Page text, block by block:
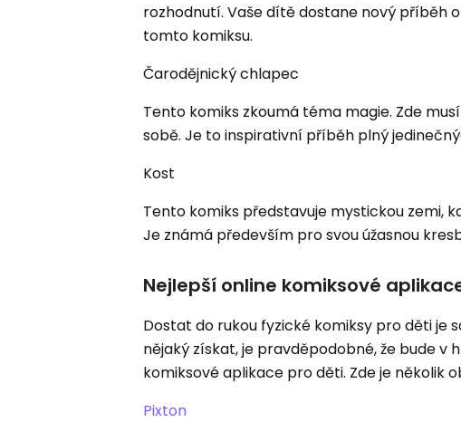
rozhodnutí. Vaše dítě dostane nový příběh
tomto komiksu.
Čarodějnický chlapec
Tento komiks zkoumá téma magie. Zde
sobě. Je to inspirativní příběh plný
Kost
Tento komiks představuje mystickou zemi,
Je známá především pro svou úžasnou
Nejlepší online komiksové
Dostat do rukou fyzické komiksy pro děti je
nějaký získat, je pravděpodobné, že bude
komiksové aplikace pro děti. Zde je
Pixton